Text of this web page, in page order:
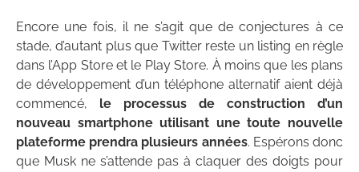
Encore une fois, il ne s’agit que de conjectures à ce
stade, d’autant plus que Twitter reste un listing en règle
dans l’App Store et le Play Store. À moins que les plans
de développement d’un téléphone alternatif aient déjà
commencé, le processus de construction d’un
nouveau smartphone utilisant une toute nouvelle
plateforme prendra plusieurs années. Espérons donc
que Musk ne s’attende pas à claquer des doigts pour